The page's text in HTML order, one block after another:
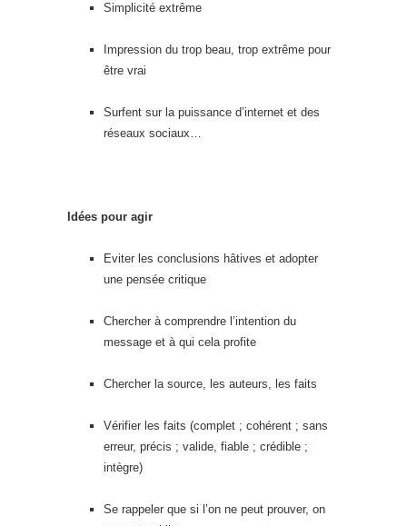
Simplicité extrême
Impression du trop beau, trop extrême pour
être vrai
Surfent sur la puissance d’internet et des
réseaux sociaux…
Idées pour agir
Eviter les conclusions hâtives et adopter
une pensée critique
Chercher à comprendre l’intention du
message et à qui cela profite
Chercher la source, les auteurs, les faits
Vérifier les faits (complet ; cohérent ; sans
erreur, précis ; valide, fiable ; crédible ;
intègre)
Se rappeler que si l’on ne peut prouver, on